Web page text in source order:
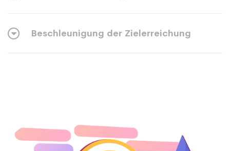
Beschleunigung der Zielerreichung